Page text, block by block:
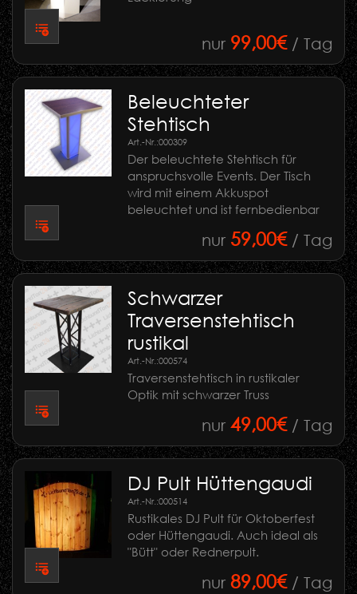
nur 99,00€/ Tag
Beleuchteter
Stehtisch
Der beleuchtete Stehtisch für
anspruchsvolle Events. Der Tisch
wird mit einem Akkuspot
beleuchtet und ist fernbedienbar
Art.-Nr.:000309
nur 59,00€/ Tag
Schwarzer
Traversenstehtisch
rustikal
Traversenstehtisch in rustikaler
Optik mit schwarzer Truss
Art.-Nr.:000574
nur 49,00€/ Tag
DJ Pult Hüttengaudi
Rustikales DJ Pult für Oktoberfest
oder Hüttengaudi. Auch ideal als
"Bütt" oder Rednerpult.
Art.-Nr.:000514
nur 89,00€/ Tag